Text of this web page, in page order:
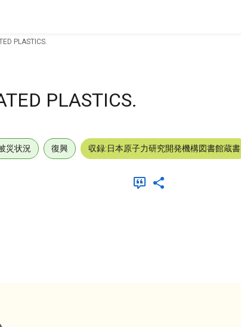
PLASTICS.
PLASTICS.
災状況 復興 収録:日本原子力研究開発機構図書館蔵書